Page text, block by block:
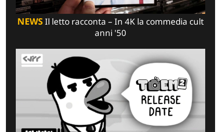
NEWSIl letto racconta – In 4K la commedia cult
anni '50